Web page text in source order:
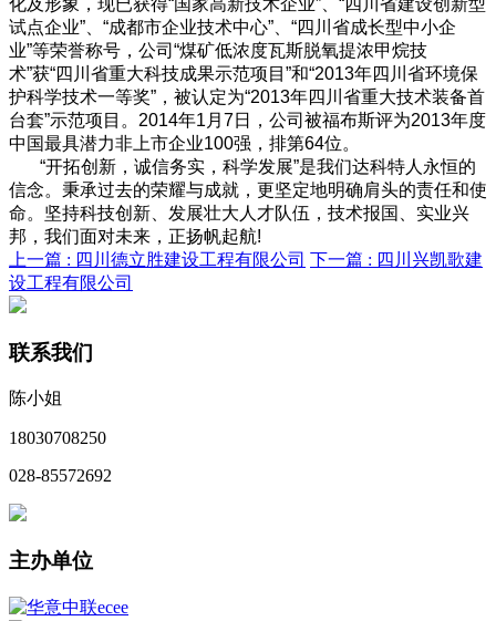
化及形象，现已获得“国家高新技术企业”、“四川省建设创新型
试点企业”、“成都市企业技术中心”、“四川省成长型中小企
业”等荣誉称号，公司“煤矿低浓度瓦斯脱氧提浓甲烷技
术”获“四川省重大科技成果示范项目”和“2013年四川省环境保
护科学技术一等奖”，被认定为“2013年四川省重大技术装备首
台套”示范项目。2014年1月7日，公司被福布斯评为2013年度
中国最具潜力非上市企业100强，排第64位。
“开拓创新，诚信务实，科学发展”是我们达科特人永恒的
信念。秉承过去的荣耀与成就，更坚定地明确肩头的责任和使
命。坚持科技创新、发展壮大人才队伍，技术报国、实业兴
邦，我们面对未来，正扬帆起航!
上一篇 : 四川德立胜建设工程有限公司 下一篇 : 四川兴凯歌建
设工程有限公司
联系我们
陈小姐
18030708250
028-85572692
主办单位